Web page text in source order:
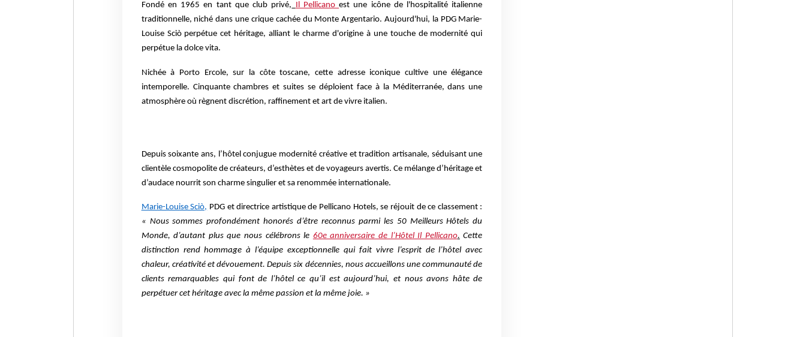
Fondé en 1965 en tant que club privé, Il Pellicanoest une icône de l'hospitalité italienne
traditionnelle, niché dans une crique cachée du Monte Argentario. Aujourd'hui, la PDG Marie-
Louise Sciò perpétue cet héritage, alliant le charme d'origine à une touche de modernité qui
perpétue la dolce vita.
Nichée à Porto Ercole, sur la côte toscane, cette adresse iconique cultive une élégance
intemporelle. Cinquante chambres et suites se déploient face à la Méditerranée, dans une
atmosphère où règnent discrétion, raffinement et art de vivre italien.
Depuis soixante ans, l’hôtel conjugue modernité créative et tradition artisanale, séduisant une
clientèle cosmopolite de créateurs, d’esthètes et de voyageurs avertis. Ce mélange d’héritage et
d’audace nourrit son charme singulier et sa renommée internationale.
Marie-Louise Sciò, PDG et directrice artistique de Pellicano Hotels, se réjouit de ce classement :
« Nous sommes profondément honorés d’être reconnus parmi les 50 Meilleurs Hôtels du
Monde, d’autant plus que nous célébrons le 60e anniversaire de l’Hôtel Il Pellicano. Cette
distinction rend hommage à l’équipe exceptionnelle qui fait vivre l’esprit de l’hôtel avec
chaleur, créativité et dévouement. Depuis six décennies, nous accueillons une communauté de
clients remarquables qui font de l’hôtel ce qu’il est aujourd’hui, et nous avons hâte de
perpétuer cet héritage avec la même passion et la même joie. »